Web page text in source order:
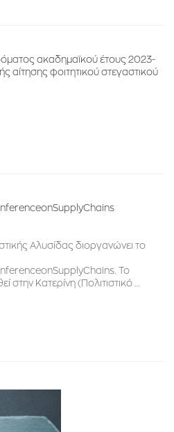
ακαδημαϊκού έτους 2023-
αίτησης φοιτητικού στεγαστικού
Αλυσίδας διοργανώνει το
Το
στην Κατερίνη (Πολιτιστικό …